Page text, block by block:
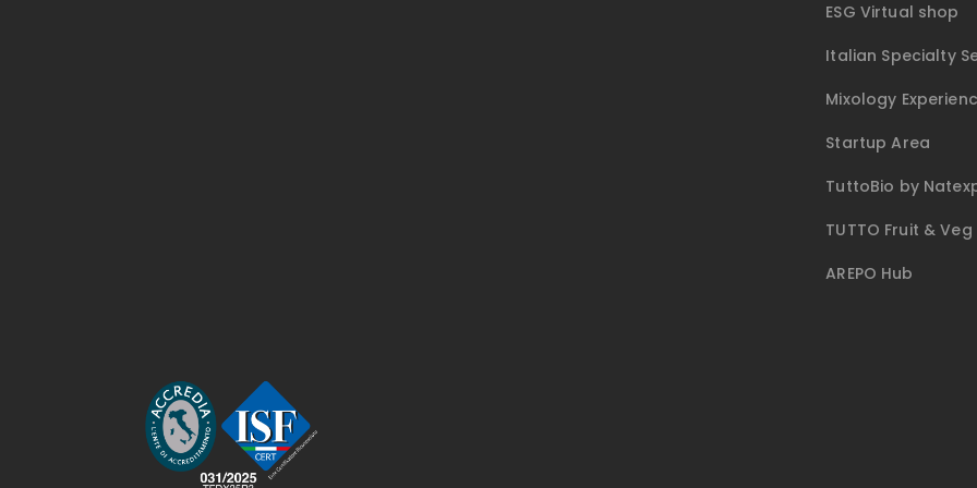
ESG Virtual shop
Italian Specialty
Mixology
Startup Area
TuttoBio by
TUTTO Fruit & Veg
AREPO Hub